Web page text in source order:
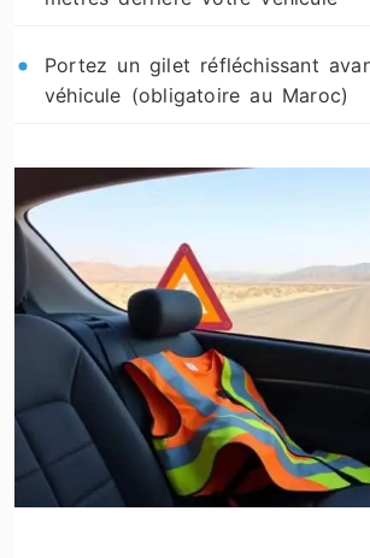
Portez un gilet réfléchissant
véhicule (obligatoire au Maroc)